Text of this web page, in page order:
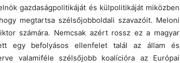
gazdaságpolitikáját és külpolitikáját miközben
megtartsa szélsőjobboldali szavazóit. Meloni
számára. Nemcsak azért rossz ez a magyar
egy befolyásos ellenfelet talál az állam és
valamiféle szélsőjobb koalícióra az Európai